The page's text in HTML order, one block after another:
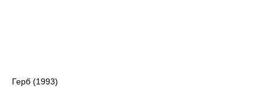
Герб (1993)